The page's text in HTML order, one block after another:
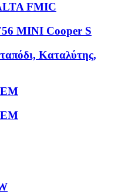
FMIC
MINI Cooper S
Kαταλύτης,